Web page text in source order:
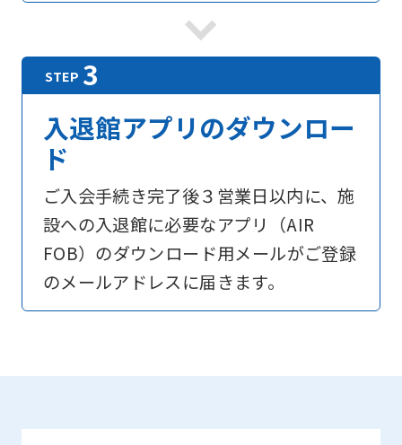
入退館アプリのダウンロー
ド
ご入会手続き完了後３営業日以内に、施
設への入退館に必要なアプリ（AIR
FOB）のダウンロード用メールがご登録
のメールアドレスに届きます。
into
English.
the
link
(start
automatic
translation)
to